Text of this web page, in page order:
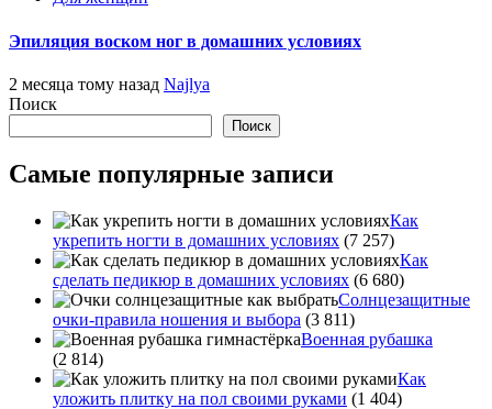
Эпиляция воском ног в домашних условиях
2 месяца тому назад Najlya
Поиск
Поиск
Самые популярные записи
Как
укрепить ногти в домашних условиях (7 257)
Как
сделать педикюр в домашних условиях (6 680)
Солнцезащитные
очки-правила ношения и выбора (3 811)
Военная рубашка
(2 814)
Как
уложить плитку на пол своими руками (1 404)